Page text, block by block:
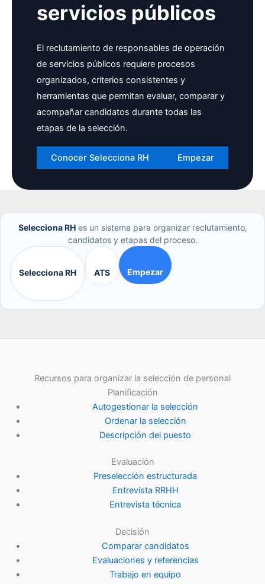
servicios públicos
El reclutamiento de responsables de operación
de servicios públicos requiere procesos
organizados, criterios consistentes y
herramientas que permitan evaluar, comparar y
acompañar candidatos durante todas las
etapas de la selección.
Conocer Selecciona RH Empezar
Selecciona RHes un sistema para organizar reclutamiento,
candidatos y etapas del proceso.
Selecciona RH ATS Empezar
Recursos para organizar la selección de personal
Planificación
Autogestionar la selección
Ordenar la selección
Descripción del puesto
Evaluación
Preselección estructurada
Entrevista RRHH
Entrevista técnica
Decisión
Comparar candidatos
Evaluaciones y referencias
Trabajo en equipo